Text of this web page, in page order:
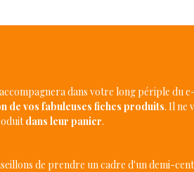
dans votre long périple du
de vos fabuleuses fiches produits. Il ne
dans leur panier.
de prendre un cadre d'un demi-